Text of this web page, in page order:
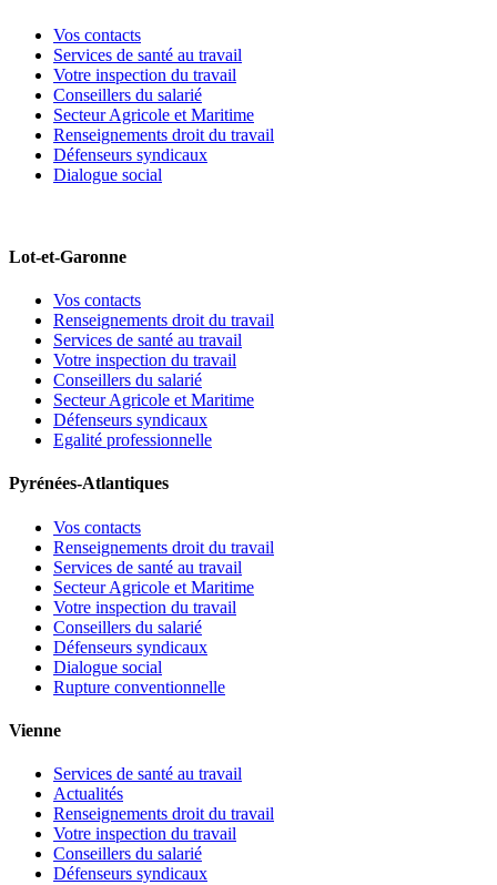
Vos contacts
Services de santé au travail
Votre inspection du travail
Conseillers du salarié
Secteur Agricole et Maritime
Renseignements droit du travail
Défenseurs syndicaux
Dialogue social
Lot-et-Garonne
Vos contacts
Renseignements droit du travail
Services de santé au travail
Votre inspection du travail
Conseillers du salarié
Secteur Agricole et Maritime
Défenseurs syndicaux
Egalité professionnelle
Pyrénées-Atlantiques
Vos contacts
Renseignements droit du travail
Services de santé au travail
Secteur Agricole et Maritime
Votre inspection du travail
Conseillers du salarié
Défenseurs syndicaux
Dialogue social
Rupture conventionnelle
Vienne
Services de santé au travail
Actualités
Renseignements droit du travail
Votre inspection du travail
Conseillers du salarié
Défenseurs syndicaux